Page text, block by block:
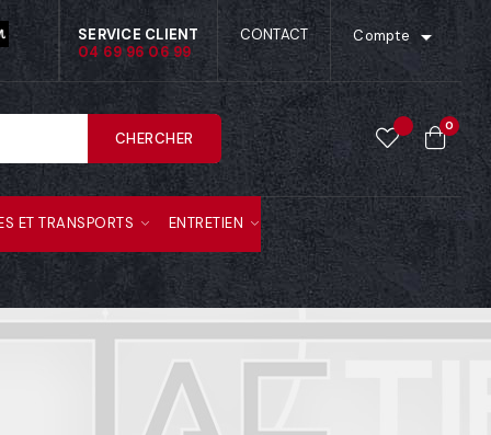
SERVICE CLIENT
04 69 96 06 99
CONTACT Compte 
CHERCHER
0
ET TRANSPORTS ENTRETIEN